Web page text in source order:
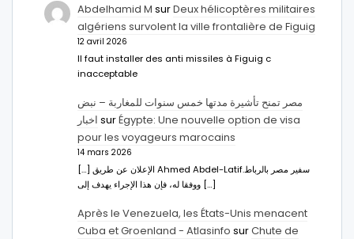
Abdelhamid M surDeux hélicoptères militaires
algériens survolent la ville frontalière de Figuig
12 avril 2026
Il faut installer des anti missiles à Figuig c
inacceptable
مصر تمنح تأشيرة مدتها خمس سنوات للمغاربة – نبض
اخبار surÉgypte: Une nouvelle option de visa
pour les voyageurs marocains
14 mars 2026
[…] الإعلان عن طريق Ahmed Abdel-Latifسفير مصر بالرباط.
ووفقا له، فإن هذا الإجراء يهدف إلى […]
Après le Venezuela, les États-Unis menacent
Cuba et Groenland - Atlasinfo surChute de